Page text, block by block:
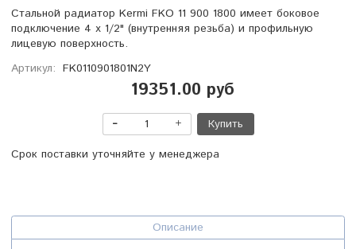
Стальной радиатор Kermi FKO 11 900 1800 имеет боковое
подключение 4 х 1/2" (внутренняя резьба) и профильную
лицевую поверхность.
Артикул: FK0110901801N2Y
19351.00 руб
Купить
Срок поставки уточняйте у менеджера
Описание